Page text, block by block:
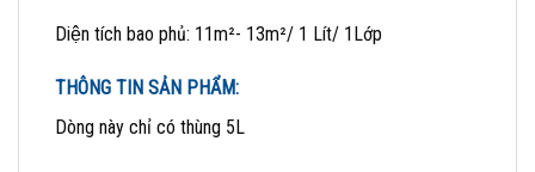
Diện tích bao phủ: 11m²- 13m²/ 1 Lít/ 1Lớp
THÔNG TIN SẢN PHẨM:
Dòng này chỉ có thùng 5L